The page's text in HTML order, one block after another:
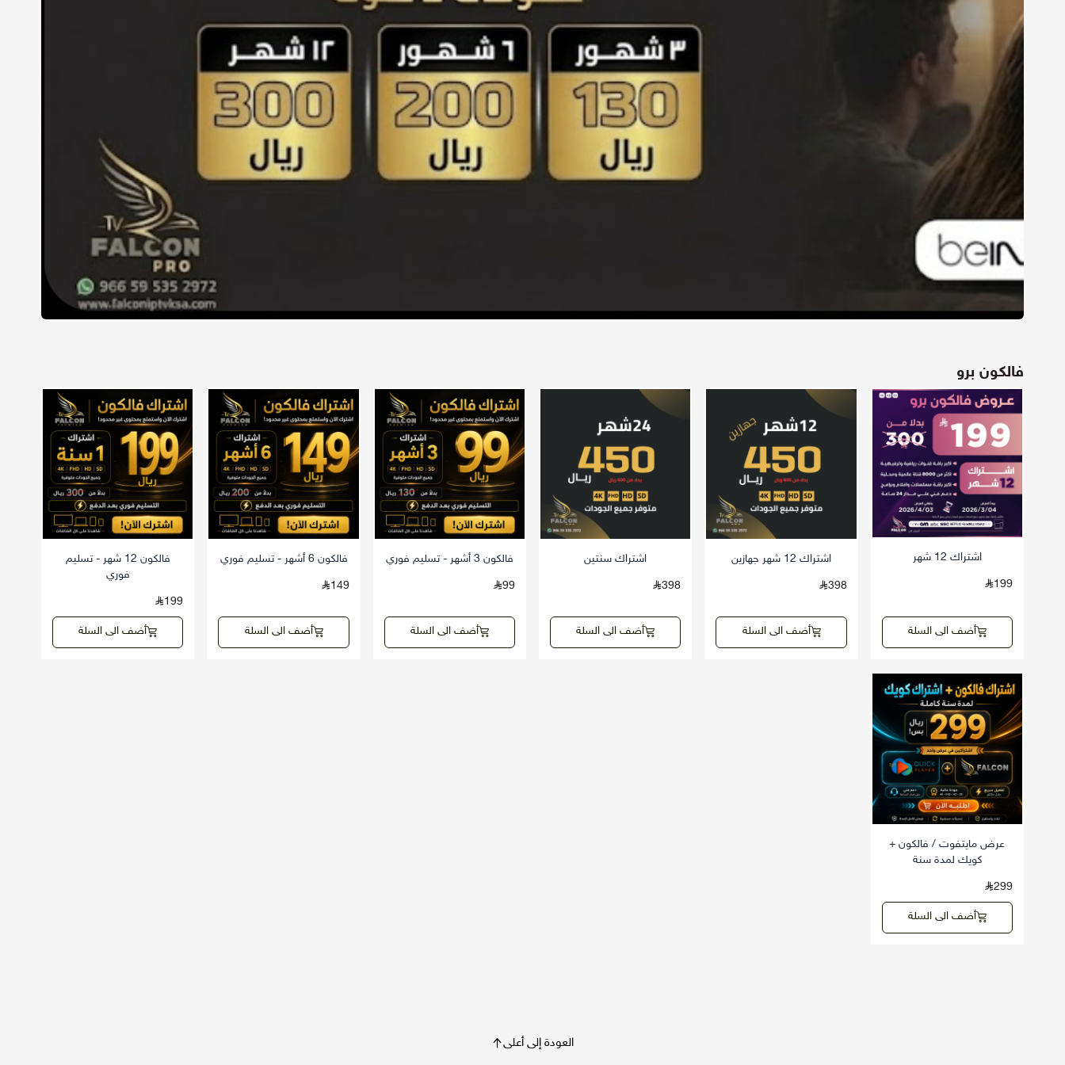
فالكون برو
اشتراك 12 شهر
199
أضف الى السلة
اشتراك 12 شهر جهازين
398
أضف الى السلة
اشتراك سنتين
398
أضف الى السلة
فالكون 3 أشهر - تسليم فوري
99
أضف الى السلة
فالكون 6 أشهر - تسليم فوري
149
أضف الى السلة
فالكون 12 شهر - تسليم
فوري
199
أضف الى السلة
عرض مايتفوت / فالكون +
كويك لمدة سنة
299
أضف الى السلة
العودة إلى أعلى